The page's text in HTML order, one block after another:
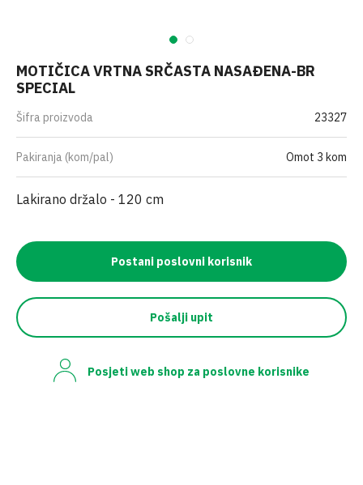
MOTIČICA VRTNA SRČASTA NASAĐENA-BR
SPECIAL
Šifra proizvoda 23327
Pakiranja (kom/pal) Omot 3 kom
Lakirano držalo - 120 cm
Postani poslovni korisnik
Pošalji upit
Posjeti web shop za poslovne korisnike